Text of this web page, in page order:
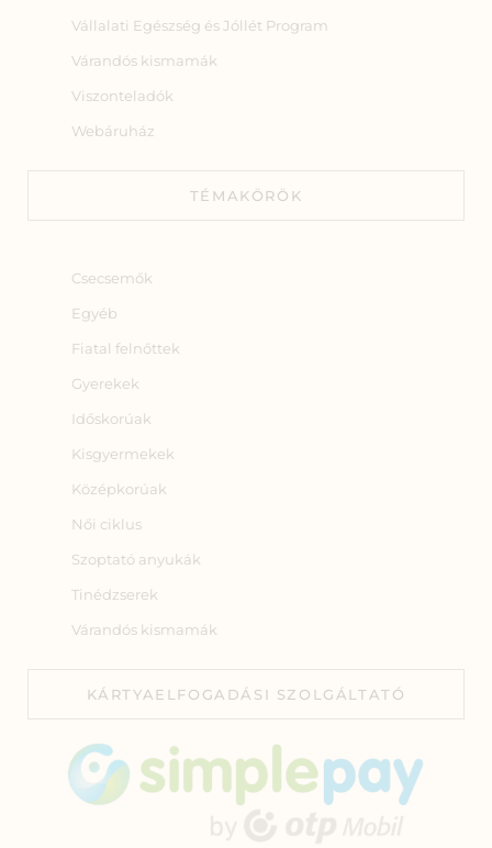
Vállalati Egészség és Jóllét Program
Várandós kismamák
Viszonteladók
Webáruház
TÉMAKÖRÖK
Csecsemők
Egyéb
Fiatal felnőttek
Gyerekek
Időskorúak
Kisgyermekek
Középkorúak
Női ciklus
Szoptató anyukák
Tinédzserek
Várandós kismamák
KÁRTYAELFOGADÁSI SZOLGÁLTATÓ